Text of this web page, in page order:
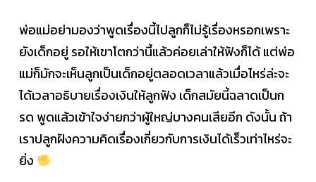
พ่อแม่อย่ามองว่าพูดเรื่องนี้ไปลูกก็ไม่รู้เรื่องหรอกเพราะ
ยังเด็กอยู่ รอให้เขาโตกว่านี้แล้วค่อยเล่าให้ฟังก็ได้ แต่พ่อ
แม่ก็มักจะเห็นลูกเป็นเด็กอยู่ตลอดเวลาแล้วเมื่อไหร่ล่ะจะ
ได้เวลาอธิบายเรื่องเงินให้ลูกฟัง เด็กสมัยนี้ฉลาดเป็นก
รด พูดแล้วเข้าใจง่ายกว่าผู้ใหญ่บางคนเสียอีก ดังนั้น ถ้า
เราปลูกฝังความคิดเรื่องเกี่ยวกับการเงินได้เร็วเท่าไหร่จะ
ยิ่ง